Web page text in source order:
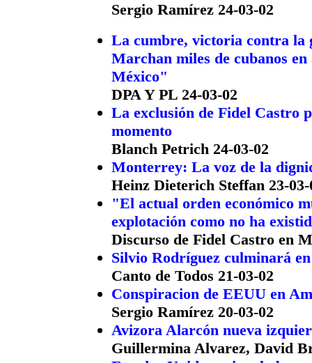
Sergio Ramírez 24-03-02
La cumbre, victoria contra la
Marchan miles de cubanos
México"
DPA Y PL 24-03-02
La exclusión de Fidel Castro
momento
Blanch Petrich 24-03-02
Monterrey: La voz de la
Heinz Dieterich Steffan 23-03-
"El actual orden económico
explotación como no ha
Discurso de Fidel Castro en
Silvio Rodríguez culminará
Canto de Todos 21-03-02
Conspiracion de EEUU en
Sergio Ramírez 20-03-02
Avizora Alarcón nueva
Guillermina Alvarez, David